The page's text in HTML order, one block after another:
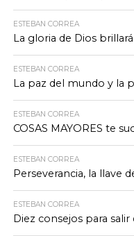
ESTEBAN CORREA
La gloria de Dios
ESTEBAN CORREA
La paz del mundo y la
ESTEBAN CORREA
COSAS MAYORES te
ESTEBAN CORREA
Perseverancia, la llave
ESTEBAN CORREA
Diez consejos para